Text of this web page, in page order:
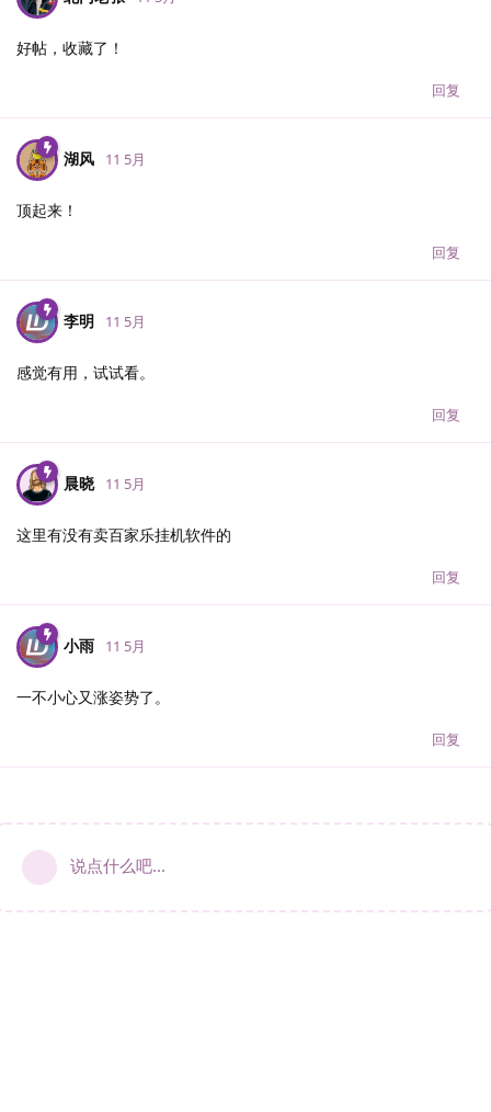
好帖，收藏了！
回复
湖风 11 5月
顶起来！
回复
李明 11 5月
感觉有用，试试看。
回复
晨晓 11 5月
这里有没有卖百家乐挂机软件的
回复
小雨 11 5月
一不小心又涨姿势了。
回复
说点什么吧...